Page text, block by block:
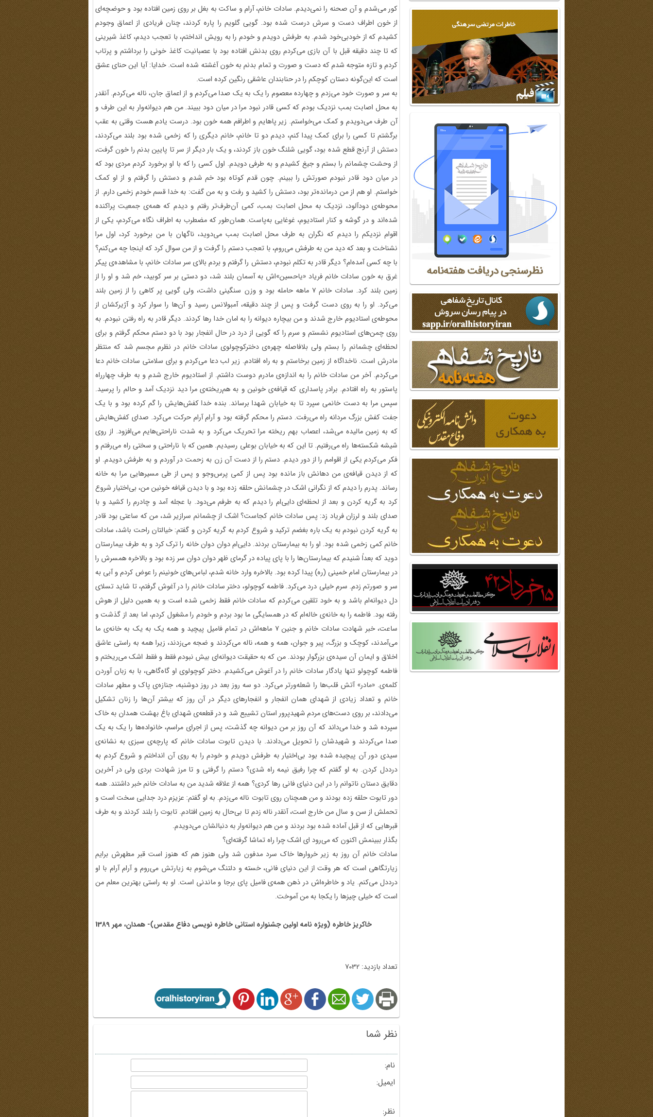
کور می‌شدم و آن صحنه را نمی‌دیدم. سادات خانم، آرام و ساکت به بغل بر روی زمین افتاده بود و حوضچه‌ای
از خون اطراف دست و سرش درست شده بود. گویی گلویم را پاره کردند،‌ چنان فریادی از اعماق وجودم
کشیدم که از خودبی‌خود شدم. به طرفش دویدم و خودم را به رویش انداختم، با تعجب دیدم، کاغذ شیرینی
که تا چند دقیقه قبل با آن بازی می‌کردم روی بدنش افتاده بود با عصبانیت کاغذ خونی را برداشتم و پرتاب
کردم و تازه متوجه شدم که دست و صورت و تمام بدنم به خون آغشته شده است. خدایا:‌ آیا این حنای عشق
است که این‌گونه دستان کوچکم را در حنابندان عاشقی رنگین کرده است.
به سر و صورت خود می‌زدم و چهارده معصوم را یک به یک صدا می‌کردم و از اعماق جان، ناله می‌کردم. آنقدر
به محل اصابت بمب نزدیک بودم که کسی قادر نبود مرا در میان دود ببیند. من هم دیوانه‌وار به این طرف و
آن طرف می‌دویدم و کمک می‌خواستم. زیر پاهایم و اطرافم همه خون بود. درست یادم هست وقتی به عقب
برگشتم تا کسی را برای کمک پیدا کنم، دیدم دو تا خانم،‌ خانم دیگری را که زخمی شده بود بلند می‌کردند،
دستش از آرنج قطع شده بود، گویی شلنگ خون باز کردند، و یک بار دیگر از سر تا پایین بدنم را خون گرفت،‌
از وحشت چشمانم را بستم و جیغ کشیدم و به طرفی دویدم. اول کسی را که با او برخورد کردم مردی بود که
در میان دود قادر نبودم صورتش را ببینم. چون قدم کوتاه بود خم شدم و دستش را گرفتم و از او کمک
خواستم. او هم از من درمانده‌تر بود، دستش را کشید و رفت و به من گفت: ‌به خدا قسم خودم زخمی دارم. از
محوطه‌ی دودآلود، نزدیک به محل اصابت بمب،‌ کمی آن‌طرف‌تر رفتم و دیدم که همه‌ی جمعیت پراکنده
شده‌اند و در گوشه و کنار استادیوم، غوغایی به‌پاست. همان‌طور که مضطرب به اطراف نگاه می‌کردم، یکی از
اقوام نزدیکم را دیدم که نگران به طرف محل اصابت بمب می‌دوید،‌ ناگهان با من برخورد کرد، اول مرا
نشناخت و بعد که دید من به طرفش می‌روم، با تعجب دستم را گرفت و از من سوال کرد که اینجا چه می‌کنم؟
با چه کسی آمده‌ام؟ دیگر قادر به تکلم نبودم، دستش را گرفتم و بردم بالای سر سادات خانم، با مشاهده‌ی پیکر
غرق به خون سادات خانم فریاد «یاحسین»اش به آسمان بلند شد، دو دستی بر سر کوبید، ‌خم شد و او را از
زمین بلند کرد. سادات خانم 7 ماهه حامله بود و وزن سنگینی داشت، ولی گویی پر کاهی را از زمین بلند
می‌کرد. او را به روی دست گرفت و پس از چند دقیقه، ‌آمبولانس رسید و آن‌ها را سوار کرد و آژیرکشان از
محوطه‌ی استادیوم خارج شدند و من بیچاره دیوانه را به امان خدا رها کردند. دیگر قادر به راه‌ رفتن نبودم. به
روی چمن‌های استادیوم نشستم و سرم را که گویی از درد در حال انفجار بود با دو دستم محکم گرفتم و برای
لحظه‌ای چشمانم را بستم ولی بلافاصله چهره‌ی دخترکوچولوی سادات خانم در نظرم مجسم شد که منتظر
مادرش است. ناخداگاه از زمین برخاستم و به راه افتادم. زیر لب دعا می‌کردم و برای سلامتی سادات خانم دعا
می‌کردم. آخر من سادات خانم را به اندازه‌ی مادرم دوست داشتم. از استادیوم خارج شدم و به طرف چهارراه
پاستور به راه افتادم. برادر پاسداری که قیافه‌ی خونین و به هم‌ریخته‌ی مرا دید نزدیک آمد و حالم را پرسید.
سپس مرا به دست خانمی سپرد تا به خیابان شهدا برساند. بنده خدا کفش‌هایش را گم کرده بود و با یک
جفت کفش بزرگ مردانه راه می‌رفت. دستم را محکم گرفته بود و آرام آرام حرکت می‌کرد. صدای کفش‌هایش
که به زمین مالیده می‌شد، اعصاب بهم ریخته مرا تحریک می‌کرد و به شدت ناراحتی‌هایم می‌افزود. از روی
شیشه شکسته‌ها راه می‌رفتیم. تا این که به خیابان بوعلی رسیدیم. همین که با ناراحتی و سختی راه می‌رفتم و
فکر می‌کردم یکی از اقوامم را از دور دیدم. دستم را از دست آن زن به زحمت در آوردم و به طرفش دویدم. او
که از دیدن قیافه‌ی من دهانش باز مانده بود پس از کمی پرس‌وجو و پس از طی مسیرهایی مرا به خانه
رساند. پدرم را دیدم که از نگرانی اشک در چشمانش حلقه زده بود و با دیدن قیافه خونین من، بی‌اختیار شروع
کرد به گریه کردن و بعد از لحظه‌ای دایی‌ام را دیدم که به طرفم می‌دود. با عجله آمد و چادرم را کشید و با
صدای بلند و لرزان فریاد زد: پس سادات خانم کجاست؟ اشک از چشمانم سرازیر شد، ‌من که ساعتی بود قادر
به گریه کردن نبودم به یک باره بغضم ترکید و شروع کردم به گریه کردن و گفتم: ‌خیالتان راحت باشد، سادات
خانم کمی زخمی شده بود. او را به بیمارستان بردند. دایی‌ام دوان دوان خانه را ترک کرد و به طرف بیمارستان
دوید که بعداً شنیدم که بیمارستان‌ها را با پای پیاده در گرمای ظهر دوان دوان سر زده بود و بالاخره همسرش را
در بیمارستان امام خمینی (ره) پیدا کرده بود. بالاخره وارد خانه شدم، لباس‌های خونینم را عوض کردم و آبی به
سر و صورتم زدم. سرم خیلی درد می‌کرد. فاطمه کوچولو، دختر سادات خانم را در آغوش گرفتم، تا شاید تسلای
دل دیوانه‌ام باشد و به خود تلقین می‌کردم که سادات خانم فقط زخمی شده است و به همین دلیل از هوش
رفته بود. فاطمه را به خانه‌ی خاله‌ام که در همسایگی ما بود بردم و خودم را مشغول کردم، اما بعد از گذشت و
ساعت،‌ خبر شهادت سادات خانم و جنین 7 ماهه‌اش در تمام فامیل پیچید و همه یک به یک به خانه‌ی ما
می‌آمدند،‌ کوچک و بزرگ، پیر و جوان، همه و همه،‌ ناله می‌کردند و ضجه می‌زدند، زیرا همه به راستی عاشق
اخلاق و ایمان آن سیده‌ی بزرگوار بودند. من که به حقیقت دیوانه‌ای بیش نبودم فقط و فقط اشک می‌ریختم و
فاطمه کوچولو تنها یادگار سادات خانم را در آغوش می‌کشیدم. دختر کوچولوی او گاه‌گاهی، با به زبان آوردن
کلمه‌ی. «مادر» آتش قلب‌ها را شعله‌ورتر می‌کرد. دو سه روز بعد در روز دوشنبه، جنازه‌ی پاک و مطهر سادات
خانم و تعداد زیادی از شهدای همان انفجار و انفجارهای دیگر در آن روز که بیشتر آن‌ها را زنان تشکیل
می‌دادند، ‌بر روی دست‌های مردم شهیدپرور استان تشییع شد و در قطعه‌ی شهدای باغ بهشت همدان به خاک
سپرده شد و خدا می‌داند که آن روز بر من دیوانه چه گذشت، پس از اجرای مراسم، خانواده‌ها را یک به یک
صدا می‌کردند و شهیدشان را تحویل می‌دادند. با دیدن تابوت سادات خانم که پارچه‌ی سبزی به نشانه‌ی
سیدی دور آن پیچیده شده بود بی‌اختیار به طرفش دویدم و خودم را به روی آن انداختم و شروع کردم به
درددل کردن. به او گفتم که چرا رفیق نیمه راه شدی؟ دستم را گرفتی و تا مرز شهادت بردی ولی در آخرین
دقایق دستان ناتوانم را در این دنیای فانی رها کردی؟ همه از علاقه شدید من به سادات خانم خبر داشتند. همه
دور تابوت حلقه زده بودند و من همچنان روی تابوت ناله می‌زدم. به او گفتم: عزیزم درد جدایی سخت است و
تحملش از سن و سال من خارج است، آنقدر ناله زدم تا بی‌حال به زمین افتادم. تابوت را بلند کردند و به طرف
قبرهایی که از قبل آماده شده بود بردند و من هم دیوانه‌وار به دنبالشان می‌دویدم.
بگذار ببینمش اکنون که می‌رود ای اشک چرا راه تماشا گرفته‌ای؟
سادات خانم آن روز به زیر خروارها خاک سرد مدفون شد ولی هنوز هم که هنوز است قبر مطهرش برایم
زیارتگاهی است که هر وقت از این دنیای فانی،‌ خسته و دلتنگ می‌شوم به زیارتش می‌روم و آرام آرام با او
درددل می‌کنم. یاد و خاطره‌اش در ذهن همه‌ی فامیل پای برجا و ماندنی است. او به راستی بهترین معلم من
است که خیلی چیزها را یکجا به من آموخت.
خاکریز خاطره (ویژه نامه اولین جشنواره استانی خاطره نویسی دفاع مقدس)- همدان، مهر 1389
تعداد بازدید: 7032
نظر شما
نام:
ایمیل:
نظر: